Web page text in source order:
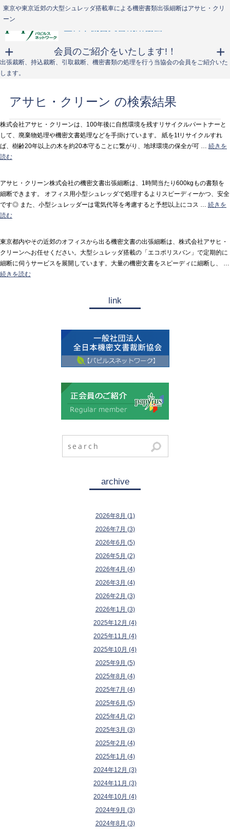
会員のご紹介をいたします!！
出張裁断、持込裁断、引取裁断、機密書類の処理を行う当協会の会員をご紹介いた
します。
アサヒ・クリーン の検索結果
【東京】100年後の豊かな自然環境残存を目指す！アサヒ・クリーンの機密文書
処理
株式会社アサヒ・クリーンは、100年後に自然環境を残すリサイクルパートナーと
して、廃棄物処理や機密文書処理などを手掛けています。 紙を1tリサイクルすれ
ば、樹齢20年以上の木を約20本守ることに繋がり、地球環境の保全が可 … 続きを
読む
東京・関東近郊｜アサヒ・クリーンは機密文書裁断抹消処理士在籍！安心・エ
コ・経済的♪
アサヒ・クリーン株式会社の機密文書出張細断は、1時間当たり600kgもの書類を
細断できます。 オフィス用小型シュレッダで処理するよりスピーディーかつ、安全
です◎ また、小型シュレッダーは電気代等を考慮すると予想以上にコス … 続きを
読む
東京や東京近郊の大型シュレッダ搭載車による機密書類出張細断はアサヒ・クリ
ーン
東京都内やその近郊のオフィスから出る機密文書の出張細断は、株式会社アサヒ・
クリーンへお任せください。大型シュレッダ搭載の「エコポリスバン」で定期的に
細断に伺うサービスを展開しています。大量の機密文書をスピーディに細断し、 …
続きを読む
link
archive
2026年8月 (1)
2026年7月 (3)
2026年6月 (5)
2026年5月 (2)
2026年4月 (4)
2026年3月 (4)
2026年2月 (3)
2026年1月 (3)
2025年12月 (4)
2025年11月 (4)
2025年10月 (4)
2025年9月 (5)
2025年8月 (4)
2025年7月 (4)
2025年6月 (5)
2025年4月 (2)
2025年3月 (3)
2025年2月 (4)
2025年1月 (4)
2024年12月 (3)
2024年11月 (3)
2024年10月 (4)
2024年9月 (3)
2024年8月 (3)